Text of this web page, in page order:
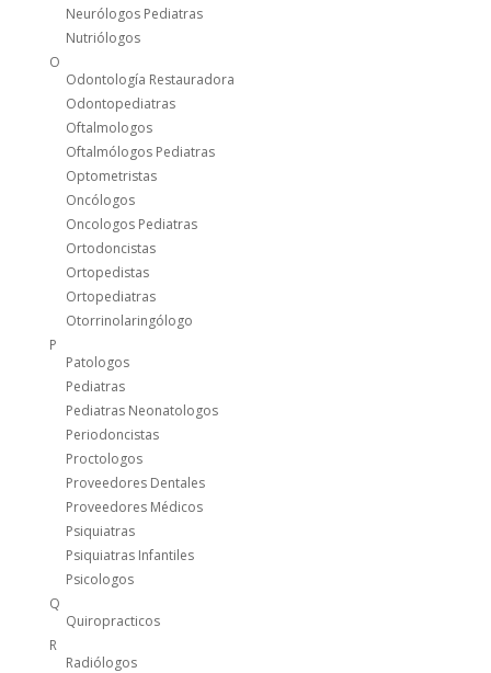
Neurólogos Pediatras
Nutriólogos
O
Odontología Restauradora
Odontopediatras
Oftalmologos
Oftalmólogos Pediatras
Optometristas
Oncólogos
Oncologos Pediatras
Ortodoncistas
Ortopedistas
Ortopediatras
Otorrinolaringólogo
P
Patologos
Pediatras
Pediatras Neonatologos
Periodoncistas
Proctologos
Proveedores Dentales
Proveedores Médicos
Psiquiatras
Psiquiatras Infantiles
Psicologos
Q
Quiropracticos
R
Radiólogos